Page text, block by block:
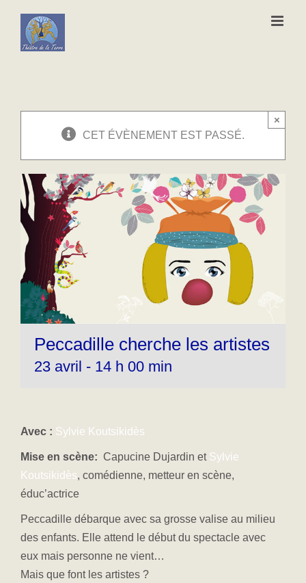
contenu
CET ÉVÈNEMENT EST PASSÉ.
×
Peccadille cherche les artistes
23 avril - 14 h 00 min
Avec : Sylvie Koutsikidès
Mise en scène: Capucine Dujardin et Sylvie
Koutsikidès, comédienne, metteur en scène,
éduc’actrice
Peccadille débarque avec sa grosse valise au milieu
des enfants. Elle attend le début du spectacle avec
eux mais personne ne vient…
Mais que font les artistes ?